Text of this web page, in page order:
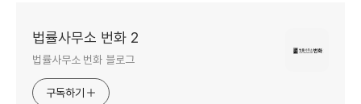
법률사무소 번화 2
법률사무소 번화 블로그
구독하기